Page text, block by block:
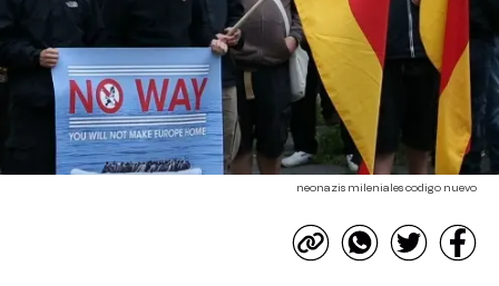
neonazis mileniales codigo nuevo